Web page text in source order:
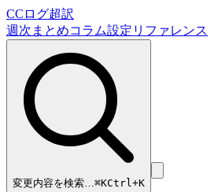
CCログ超訳
週次まとめコラム設定リファレンス
変更内容を検索…⌘KCtrl+K